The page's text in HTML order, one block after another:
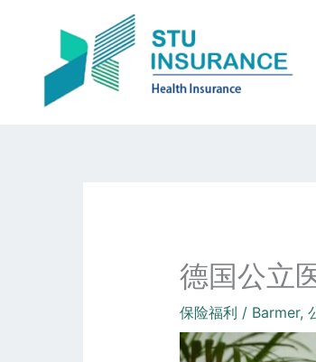
德国公立
保险福利 / Barmer,